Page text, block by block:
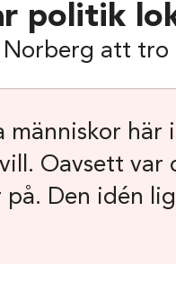
politik
Norberg att tro
människor här
Oavsett var
på. Den idén